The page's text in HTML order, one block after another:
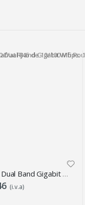
AC1200 Dual Band Gigabit Wifi Router
(i.v.a)